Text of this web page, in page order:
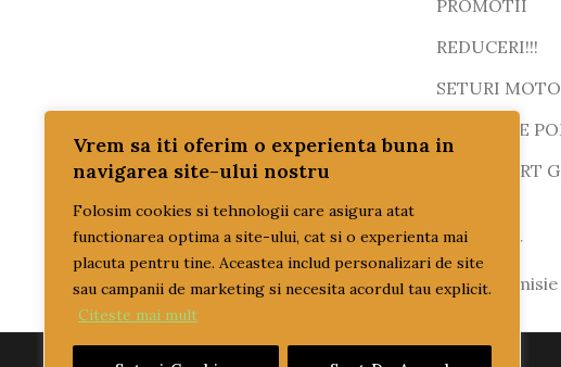
Vrem sa iti oferim o experienta buna in
navigarea site-ului nostru
Folosim cookies si tehnologii care asigura atat
functionarea optima a site-ului, cat si o experienta mai
placuta pentru tine. Aceastea includ personalizari de site
sau campanii de marketing si necesita acordul tau explicit.
Citeste mai mult
PROMOTII
REDUCERI!!!
SETURI
SISTEM DE
TRANSPORT
ulei motor
ulei transmisie